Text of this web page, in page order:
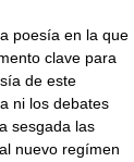
poesía en la que
clave para
de este
ni los debates
sesgada las
nuevo regímen